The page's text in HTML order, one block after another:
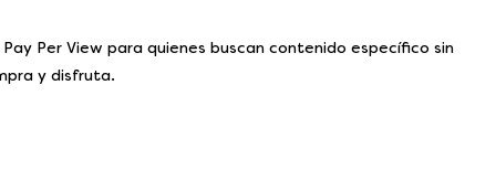
Per View para quienes buscan contenido específico sin
y disfruta.